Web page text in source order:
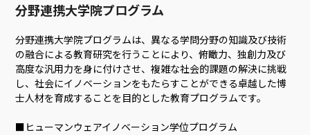
分野連携大学院プログラム
分野連携大学院プログラムは、異なる学問分野の知識及び技術
の融合による教育研究を行うことにより、俯瞰力、独創力及び
高度な汎用力を身に付けさせ、複雑な社会的課題の解決に挑戦
し、社会にイノベーションをもたらすことができる卓越した博
士人材を育成することを目的とした教育プログラムです。
■ヒューマンウェアイノベーション学位プログラム